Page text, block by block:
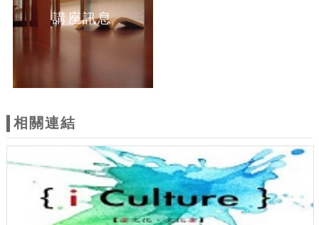
講座訊息
相關連結